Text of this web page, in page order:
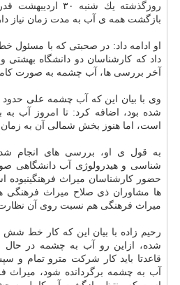
روزگذشته یك شنبه
بازگشت همه ی آب به مدت زمان نیاز
داد كه كارشناسان دو دانشگاه بهشتی و
آخر بررسی ها، آب چشمه به صورت
شده بود، اضافه كرد: تا امروز آب
است، اما هنوز بخش شمالی آن به زمان
به قول ی او، بررسی های انجام
شناسی و هیدرولوژی آب دانشگاهی
حضور كارشناسان میراث
ها مشاوران ذی صلاح میراث فرهنگی
میراث فرهنگی هم نسبت روی آن نظارت
رحیم زاده با بیان این كه كار خط
شده، ازاین رو آب به چشمه در حال
قاعدتا باید كار شركت مترو تمام و
آب به چشمه برگردانده شود، میراث